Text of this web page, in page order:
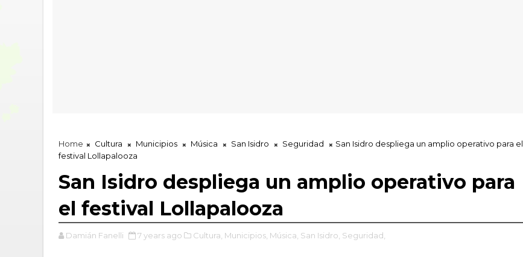
Home Cultura Municipios Música San Isidro Seguridad
San Isidro despliega un amplio operativo para el
festival Lollapalooza
San Isidro despliega un amplio operativo para
el festival Lollapalooza
Damián Fanelli 7 years ago Cultura, Municipios, Música, San Isidro, Seguridad,